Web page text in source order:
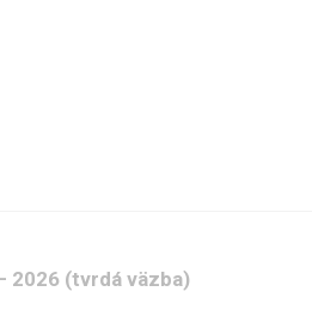
2026 (tvrdá väzba)